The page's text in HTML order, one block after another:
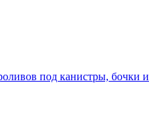
под канистры, бочки и